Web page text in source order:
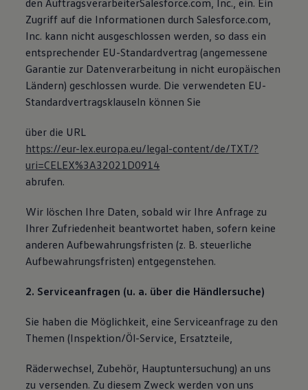
den AuftragsverarbeiterSalesforce.com, Inc., ein. Ein
Zugriff auf die Informationen durch Salesforce.com,
Inc. kann nicht ausgeschlossen werden, so dass ein
entsprechender EU-Standardvertrag (angemessene
Garantie zur Datenverarbeitung in nicht europäischen
Ländern) geschlossen wurde. Die verwendeten EU-
Standardvertragsklauseln können Sie
über die URL
https://eur-lex.europa.eu/legal-content/de/TXT/?
uri=CELEX%3A32021D0914
abrufen.
Wir löschen Ihre Daten, sobald wir Ihre Anfrage zu
Ihrer Zufriedenheit beantwortet haben, sofern keine
anderen Aufbewahrungsfristen (z. B. steuerliche
Aufbewahrungsfristen) entgegenstehen.
2. Serviceanfragen (u. a. über die Händlersuche)
Sie haben die Möglichkeit, eine Serviceanfrage zu den
Themen (Inspektion/Öl-Service, Ersatzteile,
Räderwechsel, Zubehör, Hauptuntersuchung) an uns
zu versenden. Zu diesem Zweck werden von uns